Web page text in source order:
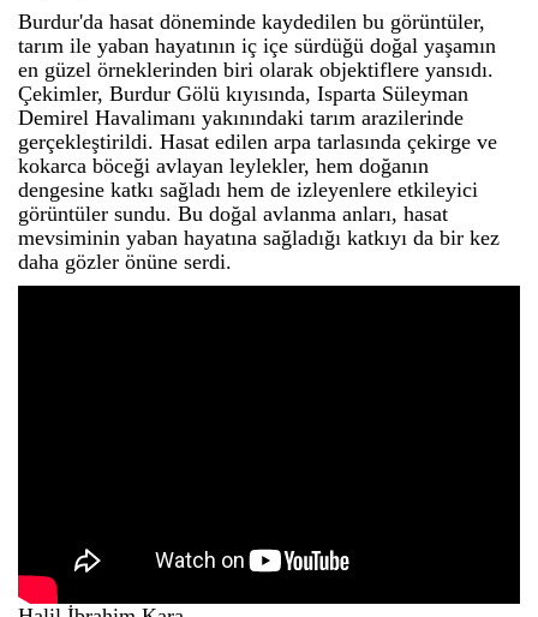
Burdur'da hasat döneminde kaydedilen bu görüntüler,
tarım ile yaban hayatının iç içe sürdüğü doğal yaşamın
en güzel örneklerinden biri olarak objektiflere yansıdı.
Çekimler, Burdur Gölü kıyısında, Isparta Süleyman
Demirel Havalimanı yakınındaki tarım arazilerinde
gerçekleştirildi. Hasat edilen arpa tarlasında çekirge ve
kokarca böceği avlayan leylekler, hem doğanın
dengesine katkı sağladı hem de izleyenlere etkileyici
görüntüler sundu. Bu doğal avlanma anları, hasat
mevsiminin yaban hayatına sağladığı katkıyı da bir kez
daha gözler önüne serdi.